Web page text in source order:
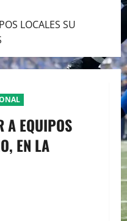
LOCALES SU
A EQUIPOS
EN LA